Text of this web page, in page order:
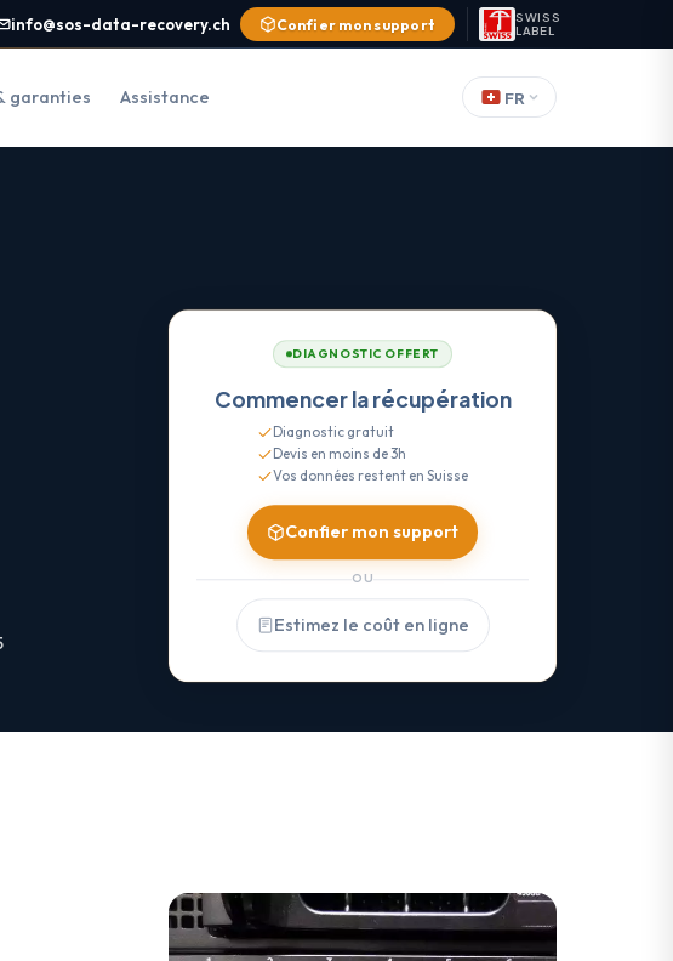
info@sos-data-recovery.ch Confier mon support
SWISS
LABEL
garanties Assistance FR
DIAGNOSTIC OFFERT
Commencer la récupération
Diagnostic gratuit
Devis en moins de 3h
Vos données restent en Suisse
Confier mon support
OU
Estimez le coût en ligne